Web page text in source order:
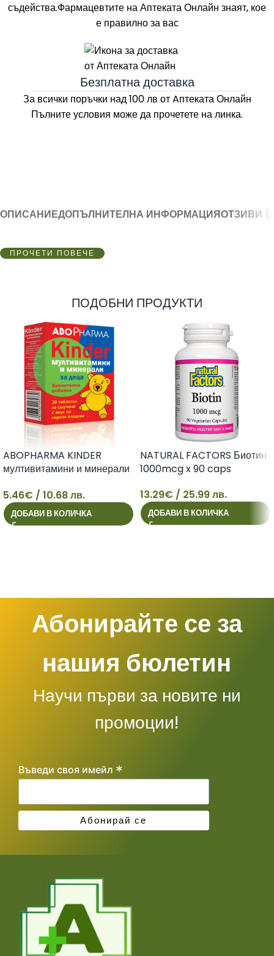
съдейства.Фармацевтите наАптеката Онлайн знаят, кое
е правилно за вас
Безплатна доставка
За всички поръчки над 100 лв от Aптеката Онлайн
Пълните условия може да прочетете на линка.
ОПИСАНИЕДОПЪЛНИТЕЛНА ИНФОРМАЦИЯОТЗИВИ
ПРОЧЕТИ ПОВЕЧЕ
ПОДОБНИ ПРОДУКТИ
5
ABOPHARMA KINDER
мултивитамини и минерали
5.46€ / 10.68 лв.
ДОБАВИ В КОЛИЧКА
13
NATURAL FACTORS Биотин
1000mcg x 90 caps
13.29€ / 25.99 лв.
ДОБАВИ В КОЛИЧКА
Абонирайте се за
нашия бюлетин
Научи първи за новите ни
промоции!
Въведи своя имейл *